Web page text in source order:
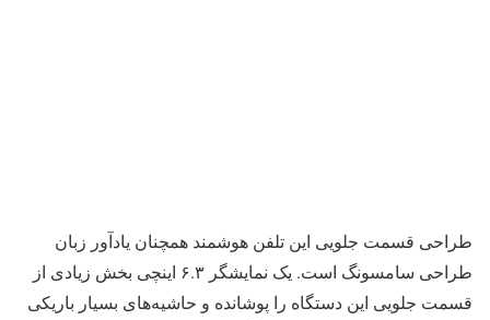
طراحی قسمت جلویی این تلفن هوشمند همچنان یادآور زبان
طراحی سامسونگ است. یک نمایشگر ۶.۳ اینچی بخش زیادی از
قسمت جلویی این دستگاه را پوشانده و حاشیه‌های بسیار باریکی